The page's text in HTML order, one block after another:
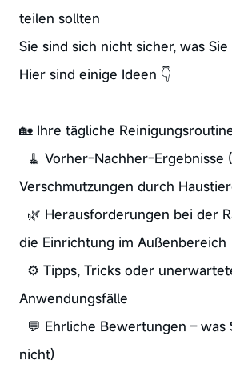
teilen sollten
Sie sind sich nicht sicher, was
Hier sind einige Ideen 👇
🏡 Ihre tägliche
🧹 Vorher-Nachher-Ergebnisse
Verschmutzungen durch
🌿 Herausforderungen bei der
die Einrichtung im Außenbereich
⚙️ Tipps, Tricks oder
Anwendungsfälle
💬 Ehrliche Bewertungen – was
nicht)